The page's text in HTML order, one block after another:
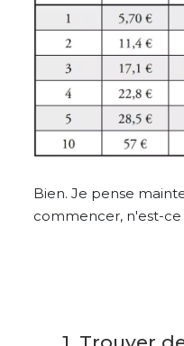
Bien. Je pense
commencer, n'est-ce